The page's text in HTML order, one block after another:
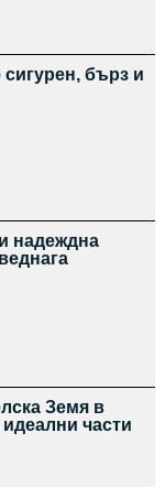
бърз и
надеждна
Земя в
части